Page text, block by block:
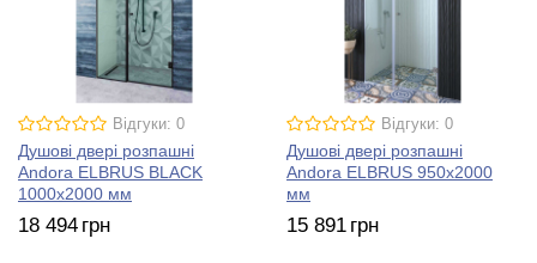
Відгуки: 0
Душові двері розпашні
Andora ELBRUS BLACK
1000х2000 мм
18 494 грн
Відгуки: 0
Душові двері розпашні
Andora ELBRUS 950х2000
мм
15 891 грн